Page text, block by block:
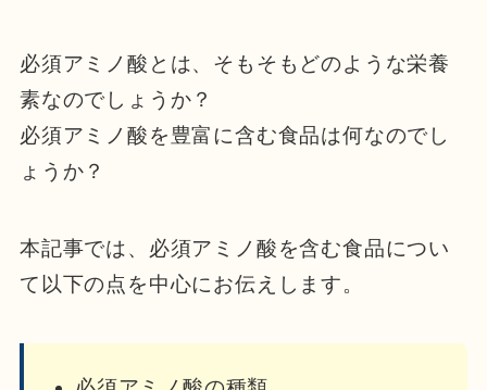
必須アミノ酸とは、そもそもどのような栄養
素なのでしょうか？
必須アミノ酸を豊富に含む食品は何なのでし
ょうか？
本記事では、必須アミノ酸を含む食品につい
て以下の点を中心にお伝えします。